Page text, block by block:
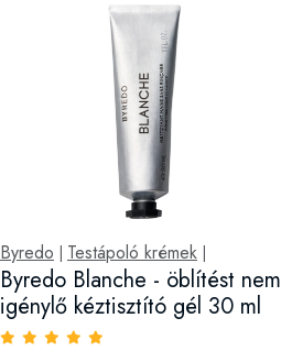
Byredo Testápoló krémek|
Byredo Blanche - öblítést nem
igénylő kéztisztító gél 30 ml